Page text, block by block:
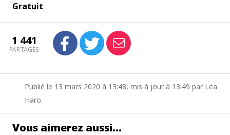
Gratuit
1 441
PARTAGES
Publié le 13 mars 2020 à 13:48, mis à jour à 13:49 par Léa
Haro
Vous aimerez aussi…